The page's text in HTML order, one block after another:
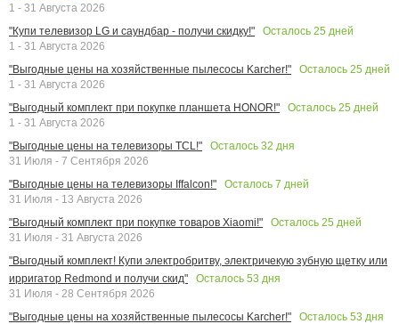
1 - 31 Августа 2026
"Купи телевизор LG и саундбар - получи скидку!"
Осталось 25 дней
1 - 31 Августа 2026
"Выгодные цены на хозяйственные пылесосы Karcher!"
Осталось 25 дней
1 - 31 Августа 2026
"Выгодный комплект при покупке планшета HONOR!"
Осталось 25 дней
1 - 31 Августа 2026
"Выгодные цены на телевизоры TCL!"
Осталось 32 дня
31 Июля - 7 Сентября 2026
"Выгодные цены на телевизоры Iffalcon!"
Осталось 7 дней
31 Июля - 13 Августа 2026
"Выгодный комплект при покупке товаров Xiaomi!"
Осталось 25 дней
31 Июля - 31 Августа 2026
"Выгодный комплект! Купи электробритву, электричекую зубную щетку или
ирригатор Redmond и получи скид"
Осталось 53 дня
31 Июля - 28 Сентября 2026
"Выгодные цены на хозяйственные пылесосы Karcher!"
Осталось 53 дня